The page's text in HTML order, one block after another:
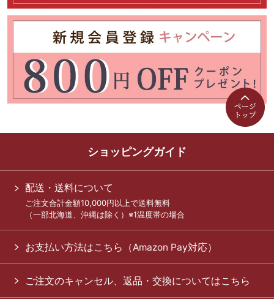
ショッピングガイド
配送・送料について
ご注文合計金額10,000円以上で送料無料
（一部北海道、沖縄は除く）※1温度帯の場合
お支払い方法はこちら（Amazon Pay対応）
ご注文のキャンセル、返品・交換についてはこちら